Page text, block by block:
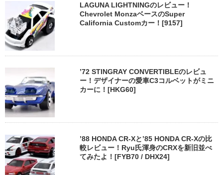
LAGUNA LIGHTNINGのレビュー！
Chevrolet MonzaベースのSuper
California Customカー！[9157]
’72 STINGRAY CONVERTIBLEのレビュ
ー！デザイナーの愛車C3コルベットがミニ
カーに！[HKG60]
’88 HONDA CR-Xと’85 HONDA CR-Xの比
較レビュー！Ryu氏渾身のCRXを新旧並べ
てみたよ！[FYB70 / DHX24]